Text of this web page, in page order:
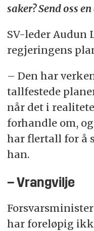
saker? Send oss
SV-leder Audun
regjeringens
– Den har
tallfestede
når det i
forhandle om,
har flertall for å
han.
– Vrangvilje
har foreløpig